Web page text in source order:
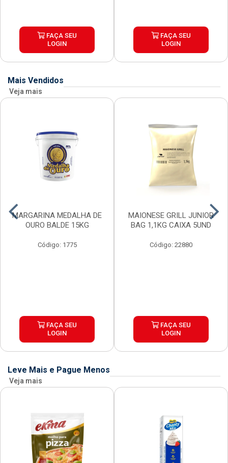
FAÇA SEU
LOGIN
FAÇA SEU
LOGIN
Mais Vendidos
Veja mais
MARGARINA MEDALHA DE
OURO BALDE 15KG
Código: 1775
FAÇA SEU
LOGIN
MAIONESE GRILL JUNIOR
BAG 1,1KG CAIXA 5UND
Código: 22880
FAÇA SEU
LOGIN
Leve Mais e Pague Menos
Veja mais